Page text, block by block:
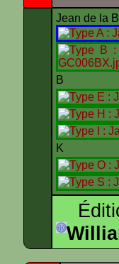
Jean de la